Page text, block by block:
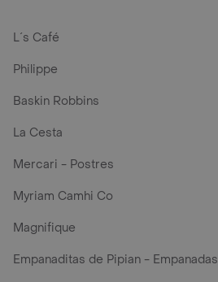
L´s Café
Philippe
Baskin Robbins
La Cesta
Mercari - Postres
Myriam Camhi Co
Magnifique
Empanaditas de Pipian - Empanadas